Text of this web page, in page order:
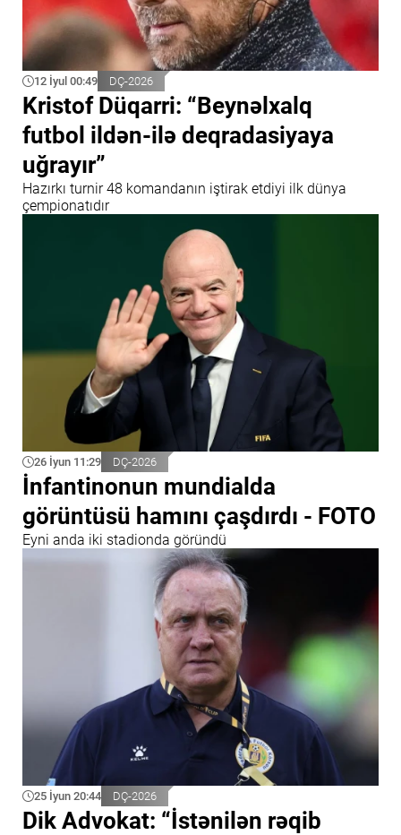
12 İyul 00:49 DÇ-2026
Kristof Düqarri: “Beynəlxalq
futbol ildən-ilə deqradasiyaya
uğrayır”
Hazırkı turnir 48 komandanın iştirak etdiyi ilk dünya
çempionatıdır
26 İyun 11:29 DÇ-2026
İnfantinonun mundialda
görüntüsü hamını çaşdırdı - FOTO
Eyni anda iki stadionda göründü
25 İyun 20:44 DÇ-2026
Dik Advokat: “İstənilən rəqib